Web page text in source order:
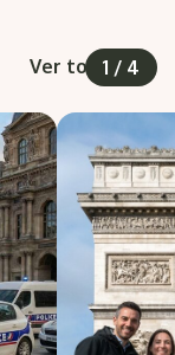
Ver todas
1 / 4